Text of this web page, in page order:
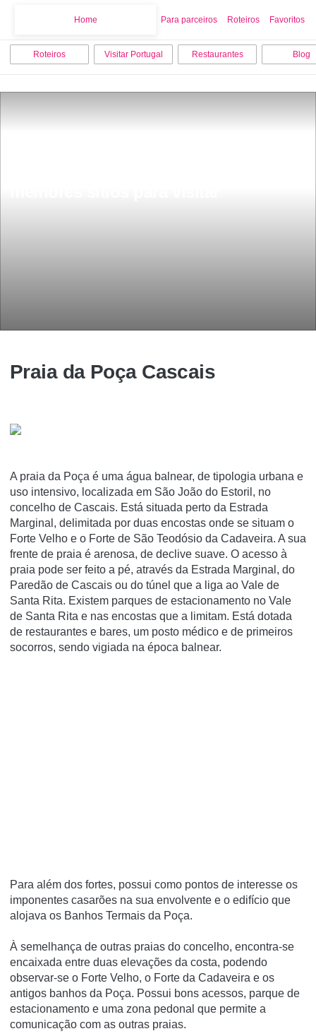
Home Para parceiros Roteiros Favoritos
Roteiros Visitar Portugal Restaurantes Blog
Praia da Poça Cascais
A praia da Poça é uma água balnear, de tipologia urbana e
uso intensivo, localizada em São João do Estoril, no
concelho de Cascais. Está situada perto da Estrada
Marginal, delimitada por duas encostas onde se situam o
Forte Velho e o Forte de São Teodósio da Cadaveira. A sua
frente de praia é arenosa, de declive suave. O acesso à
praia pode ser feito a pé, através da Estrada Marginal, do
Paredão de Cascais ou do túnel que a liga ao Vale de
Santa Rita. Existem parques de estacionamento no Vale
de Santa Rita e nas encostas que a limitam. Está dotada
de restaurantes e bares, um posto médico e de primeiros
socorros, sendo vigiada na época balnear.
Para além dos fortes, possui como pontos de interesse os
imponentes casarões na sua envolvente e o edifí­cio que
alojava os Banhos Termais da Poça.
À semelhança de outras praias do concelho, encontra-se
encaixada entre duas elevações da costa, podendo
observar-se o Forte Velho, o Forte da Cadaveira e os
antigos banhos da Poça. Possui bons acessos, parque de
estacionamento e uma zona pedonal que permite a
comunicação com as outras praias.